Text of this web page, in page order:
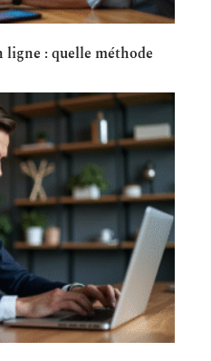
ligne : quelle méthode